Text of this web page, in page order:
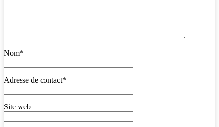
Nom*
Adresse de contact*
Site web